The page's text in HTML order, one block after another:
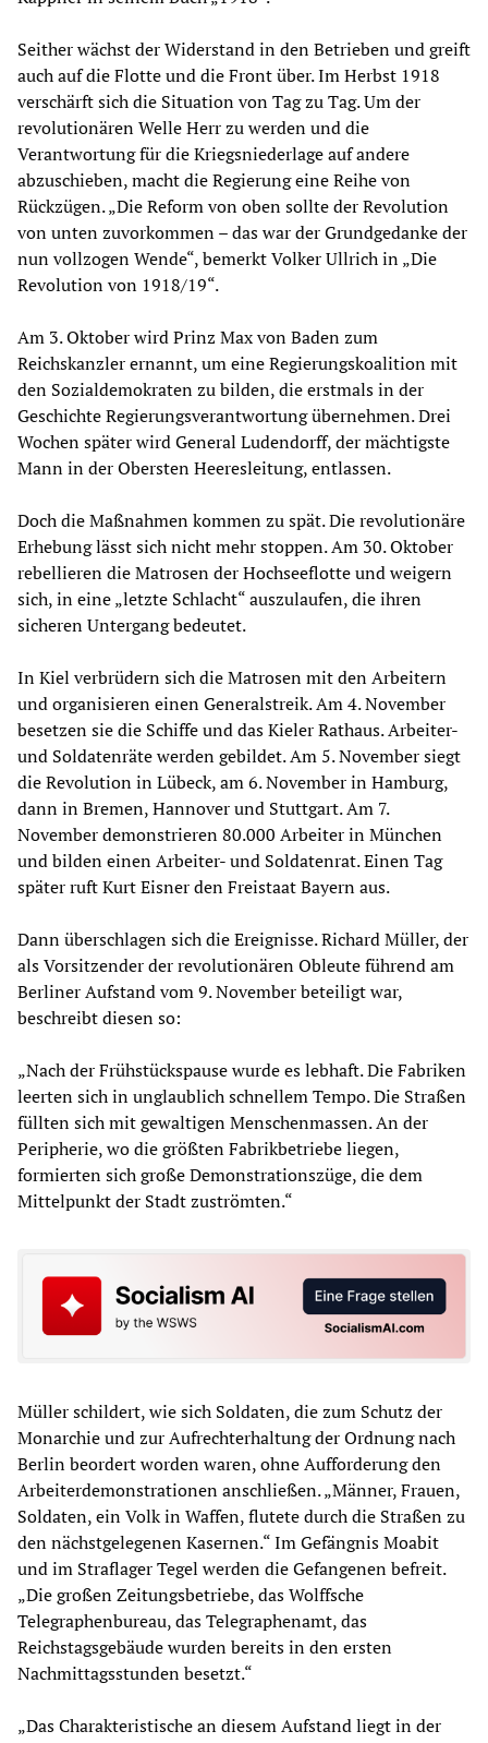
Seither wächst der Widerstand in den Betrieben und greift
auch auf die Flotte und die Front über. Im Herbst 1918
verschärft sich die Situation von Tag zu Tag. Um der
revolutionären Welle Herr zu werden und die
Verantwortung für die Kriegsniederlage auf andere
abzuschieben, macht die Regierung eine Reihe von
Rückzügen. „Die Reform von oben sollte der Revolution
von unten zuvorkommen – das war der Grundgedanke der
nun vollzogen Wende“, bemerkt Volker Ullrich in „Die
Revolution von 1918/19“.
Am 3. Oktober wird Prinz Max von Baden zum
Reichskanzler ernannt, um eine Regierungskoalition mit
den Sozialdemokraten zu bilden, die erstmals in der
Geschichte Regierungsverantwortung übernehmen. Drei
Wochen später wird General Ludendorff, der mächtigste
Mann in der Obersten Heeresleitung, entlassen.
Doch die Maßnahmen kommen zu spät. Die revolutionäre
Erhebung lässt sich nicht mehr stoppen. Am 30. Oktober
rebellieren die Matrosen der Hochseeflotte und weigern
sich, in eine „letzte Schlacht“ auszulaufen, die ihren
sicheren Untergang bedeutet.
In Kiel verbrüdern sich die Matrosen mit den Arbeitern
und organisieren einen Generalstreik. Am 4. November
besetzen sie die Schiffe und das Kieler Rathaus. Arbeiter-
und Soldatenräte werden gebildet. Am 5. November siegt
die Revolution in Lübeck, am 6. November in Hamburg,
dann in Bremen, Hannover und Stuttgart. Am 7.
November demonstrieren 80.000 Arbeiter in München
und bilden einen Arbeiter- und Soldatenrat. Einen Tag
später ruft Kurt Eisner den Freistaat Bayern aus.
Dann überschlagen sich die Ereignisse. Richard Müller, der
als Vorsitzender der revolutionären Obleute führend am
Berliner Aufstand vom 9. November beteiligt war,
beschreibt diesen so:
„Nach der Frühstückspause wurde es lebhaft. Die Fabriken
leerten sich in unglaublich schnellem Tempo. Die Straßen
füllten sich mit gewaltigen Menschenmassen. An der
Peripherie, wo die größten Fabrikbetriebe liegen,
formierten sich große Demonstrationszüge, die dem
Mittelpunkt der Stadt zuströmten.“
Müller schildert, wie sich Soldaten, die zum Schutz der
Monarchie und zur Aufrechterhaltung der Ordnung nach
Berlin beordert worden waren, ohne Aufforderung den
Arbeiterdemonstrationen anschließen. „Männer, Frauen,
Soldaten, ein Volk in Waffen, flutete durch die Straßen zu
den nächstgelegenen Kasernen.“ Im Gefängnis Moabit
und im Straflager Tegel werden die Gefangenen befreit.
„Die großen Zeitungsbetriebe, das Wolffsche
Telegraphenbureau, das Telegraphenamt, das
Reichstagsgebäude wurden bereits in den ersten
Nachmittagsstunden besetzt.“
„Das Charakteristische an diesem Aufstand liegt in der